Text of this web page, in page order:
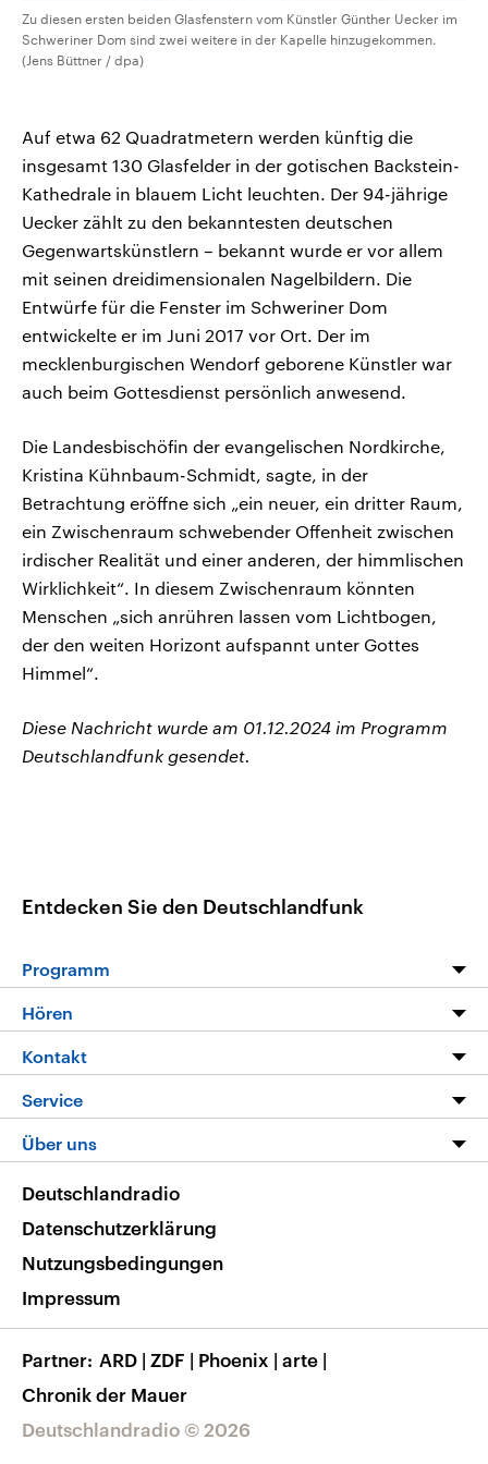
Zu diesen ersten beiden Glasfenstern vom Künstler Günther Uecker im
Schweriner Dom sind zwei weitere in der Kapelle hinzugekommen.
(Jens Büttner / dpa)
Auf etwa 62 Quadratmetern werden künftig die
insgesamt 130 Glasfelder in der gotischen Backstein-
Kathedrale in blauem Licht leuchten. Der 94-jährige
Uecker zählt zu den bekanntesten deutschen
Gegenwartskünstlern – bekannt wurde er vor allem
mit seinen dreidimensionalen Nagelbildern. Die
Entwürfe für die Fenster im Schweriner Dom
entwickelte er im Juni 2017 vor Ort. Der im
mecklenburgischen Wendorf geborene Künstler war
auch beim Gottesdienst persönlich anwesend.
Die Landesbischöfin der evangelischen Nordkirche,
Kristina Kühnbaum-Schmidt, sagte, in der
Betrachtung eröffne sich „ein neuer, ein dritter Raum,
ein Zwischenraum schwebender Offenheit zwischen
irdischer Realität und einer anderen, der himmlischen
Wirklichkeit“. In diesem Zwischenraum könnten
Menschen „sich anrühren lassen vom Lichtbogen,
der den weiten Horizont aufspannt unter Gottes
Himmel“.
Diese Nachricht wurde am 01.12.2024 im Programm
Deutschlandfunk gesendet.
Entdecken Sie den Deutschlandfunk
Programm
Programm
Die Nachrichten
Nachrichtenleicht
Neue Beiträge auf dlf.de
Hören
Livestream
Podcasts
Deutschlandfunk App
Nachrichten App
Frequenzen
Kontakt
Hörerservice
Service
FAQ
Veranstaltungen
Musikliste
RSS
Über uns
Barrierefreiheit
Deutschlandradio © 2026
Deutschlandradio
Datenschutzerklärung
Nutzungsbedingungen
Impressum
Partner ARD | ZDF | Phoenix | arte |
Chronik der Mauer